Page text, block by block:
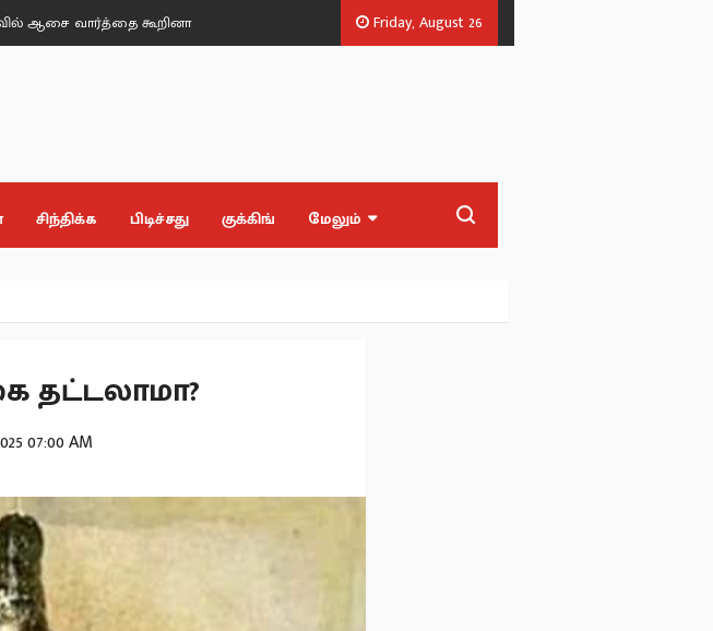
கூறினார்கள் - மதிமுக எம்.எல்.ஏக்கள். ‘Blast' ஆக எதிர்பார்த்த மக்களுக்கு ‘Waste’ பட்ஜெட் -
Friday, August 26
சிந்திக்க பிடிச்சது குக்கிங் மேலும்
தட்டலாமா?
07:00 AM